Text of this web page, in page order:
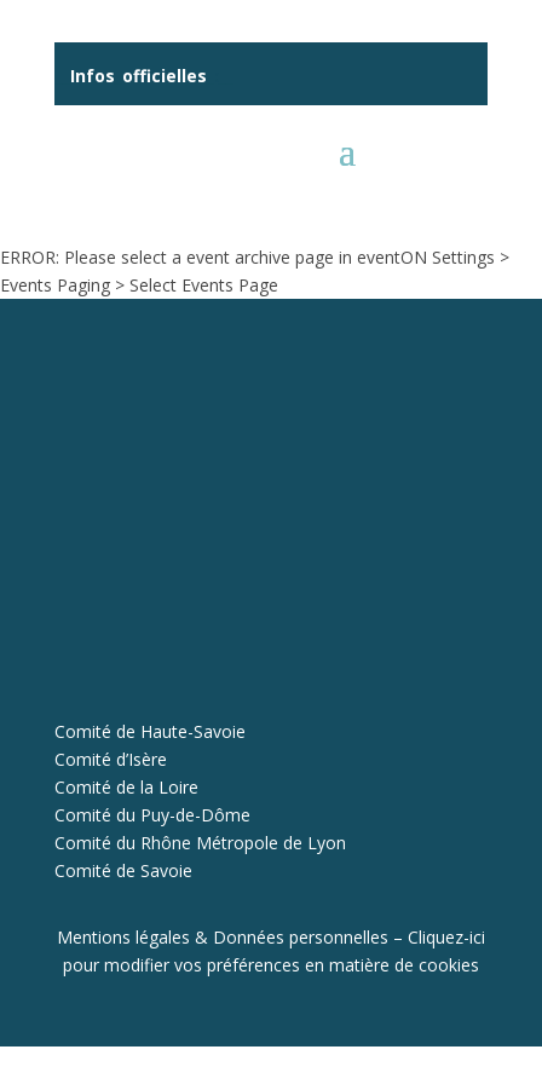
Infos officielles
ERROR: Please select a event archive page in eventON Settings >
Events Paging > Select Events Page
Comité de Haute-Savoie
Comité d’Isère
Comité de la Loire
Comité du Puy-de-Dôme
Comité du Rhône Métropole de Lyon
Comité de Savoie
Mentions légales & Données personnelles – Cliquez-ici
pour modifier vos préférences en matière de cookies